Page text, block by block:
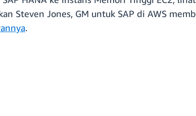
Steven Jones, GM untuk SAP di AWS
.